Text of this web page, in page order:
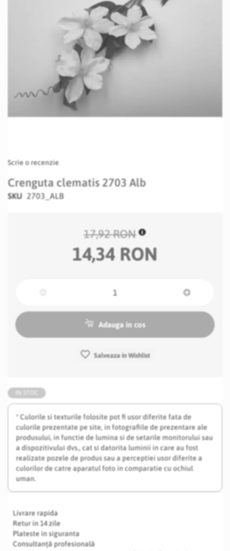
to
beginning
of
Scrie o recenzie
Crenguta clematis 2703 Alb
SKU 2703_ALB
* Culorile si texturile folosite pot fi usor diferite fata de
culorile prezentate pe site, in fotografiile de prezentare ale
produsului, in functie de lumina si de setarile monitorului sau
a dispozitivului dvs., cat si datorita luminii in care au fost
realizate pozele de produs sau a perceptiei usor diferite a
culorilor de catre aparatul foto in comparatie cu ochiul
uman.
Livrare rapida
Retur in 14 zile
Plateste in siguranta
Consultanță profesională
17,92 RON
14,34 RON
Adauga in cos
Salveaza in Wishlist